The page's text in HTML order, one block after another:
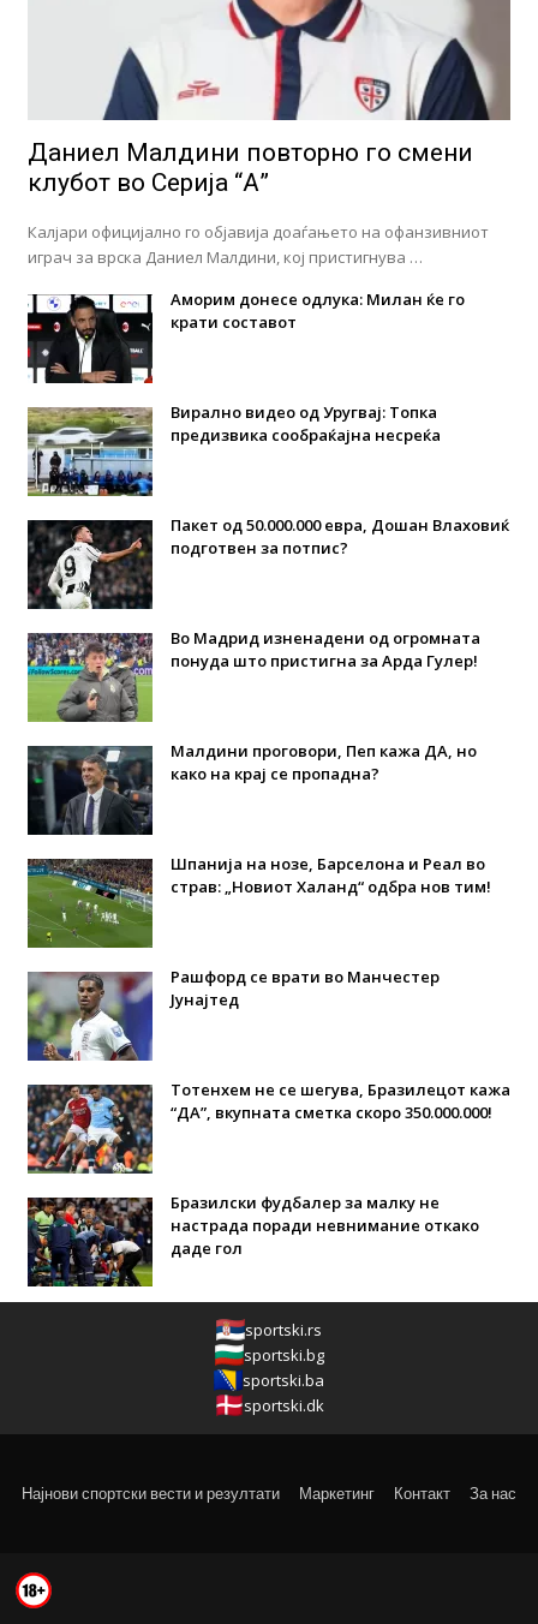
Даниел Малдини повторно го смени
клубот во Серија “А”
Калјари официјално го објавија доаѓањето на офанзивниот
играч за врска Даниел Малдини, кој пристигнува …
Аморим донесе одлука: Милан ќе го
крати составот
Вирално видео од Уругвај: Топка
предизвика сообраќајна несреќа
Пакет од 50.000.000 евра, Дошан Влаховиќ
подготвен за потпис?
Во Мадрид изненадени од огромната
понуда што пристигна за Арда Гулер!
Малдини проговори, Пеп кажа ДА, но
како на крај се пропадна?
Шпанија на нозе, Барселона и Реал во
страв: „Новиот Халанд“ одбра нов тим!
Рашфорд се врати во Манчестер
Јунајтед
Тотенхем не се шегува, Бразилецот кажа
“ДА”, вкупната сметка скоро 350.000.000!
Бразилски фудбалер за малку не
настрада поради невнимание откако
даде гол
sportski.rs
sportski.bg
sportski.ba
sportski.dk
Најнови спортски вести и резултати Маркетинг Контакт За нас